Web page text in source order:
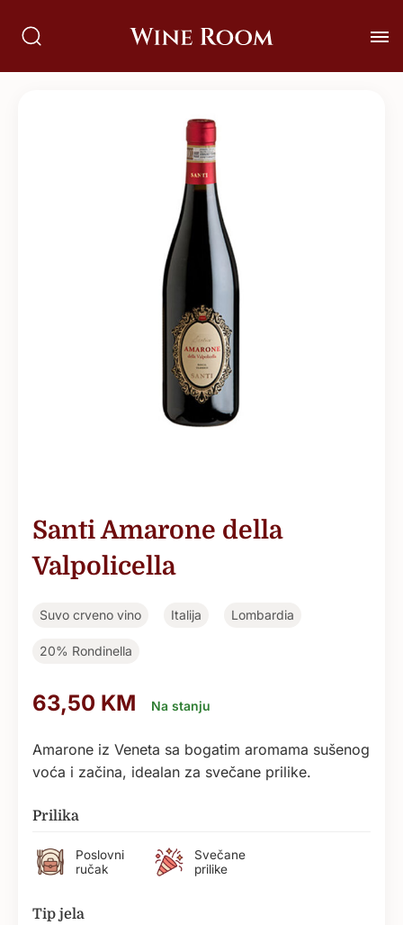
Santi Amarone della
Valpolicella
Suvo crveno vino Italija Lombardia
20% Rondinella
63,50 KM Na stanju
Amarone iz Veneta sa bogatim aromama sušenog
voća i začina, idealan za svečane prilike.
Prilika
Poslovni
ručak
Svečane
prilike
Tip jela